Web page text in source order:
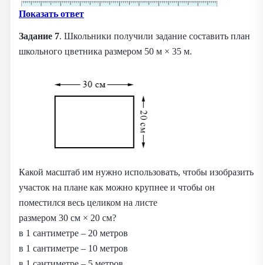
Показать ответ
Задание 7. Школьники получили задание составить план
школьного цветника размером 50 м × 35 м.
Какой масштаб им нужно использовать, чтобы изобразить
участок на плане как можно крупнее и чтобы он
поместился весь целиком на листе
размером 30 см × 20 см?
в 1 сантиметре – 20 метров
в 1 сантиметре – 10 метров